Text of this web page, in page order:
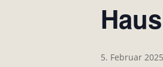
5. Februar